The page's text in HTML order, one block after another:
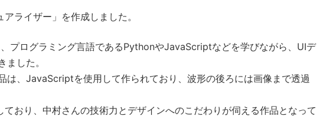
ライザー」を作成しました。
プログラミング言語であるPythonやJavaScriptなどを学びながら、UIデ
した。
は、JavaScriptを使用して作られており、波形の後ろには画像まで透過
おり、中村さんの技術力とデザインへのこだわりが伺える作品となって